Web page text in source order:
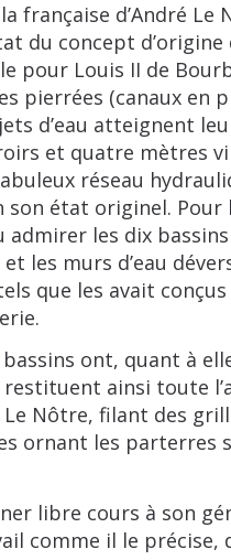
d’André Le
du concept
pour Louis II de
pierrées (canaux en
d’eau atteignent
et quatre mètres
réseau
état originel.
admirer les dix
les murs d’eau
que les avait
ont, quant à
ainsi toute
Nôtre, filant des
ornant les parterres
cours à son
comme il le précise,